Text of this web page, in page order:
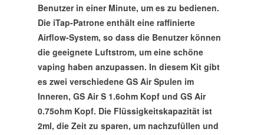
Benutzer in einer Minute, um es zu bedienen.
Die iTap-Patrone enthält eine raffinierte
Airflow-System, so dass die Benutzer können
die geeignete Luftstrom, um eine schöne
vaping haben anzupassen. In diesem Kit gibt
es zwei verschiedene GS Air Spulen im
Inneren, GS Air S 1.6ohm Kopf und GS Air
0.75ohm Kopf. Die Flüssigkeitskapazität ist
2ml, die Zeit zu sparen, um nachzufüllen und